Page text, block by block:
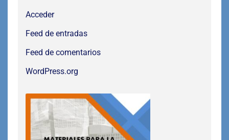
Acceder
Feed de entradas
Feed de comentarios
WordPress.org